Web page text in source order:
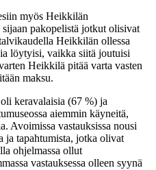
myös Heikkilän
pakopelistä jotkut olisivat
Heikkilän ollessa
löytyisi, vaikka siitä joutuisi
Heikkilä pitää varta vasten
maksu.
keravalaisia (67 %) ja
aiemmin käyneitä,
Avoimissa vastauksissa nousi
ja tapahtumista, jotka olivat
ohjelmassa ollut
vastauksessa olleen syynä